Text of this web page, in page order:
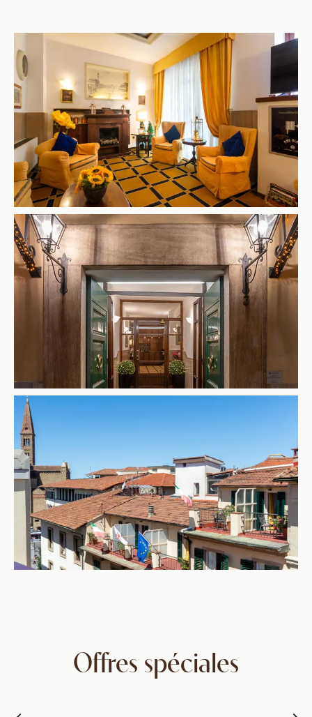
Offres spéciales